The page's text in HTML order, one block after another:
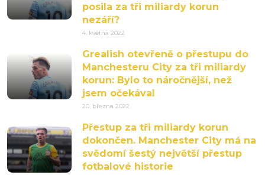
posila za tři miliardy korun
nezáří?
4. května 2022
Grealish otevřeně o přestupu do
Manchesteru City za tři miliardy
korun: Bylo to náročnější, než
jsem očekával
20. března 2022
Přestup za tři miliardy korun
dokončen. Manchester City má na
svědomí šestý největší přestup
fotbalové historie